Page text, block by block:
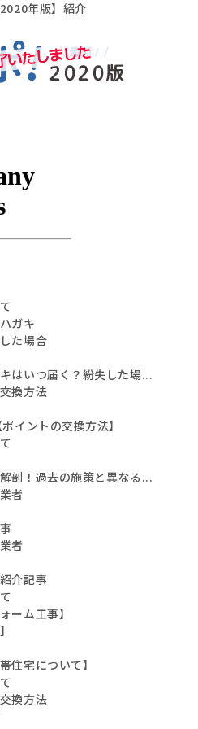
年版】紹介
ガキ
た場合
はいつ届く？紛失した場...
換方法
イントの交換方法】
剖！過去の施策と異なる...
者
者
介記事
ーム工事】
住宅について】
換方法